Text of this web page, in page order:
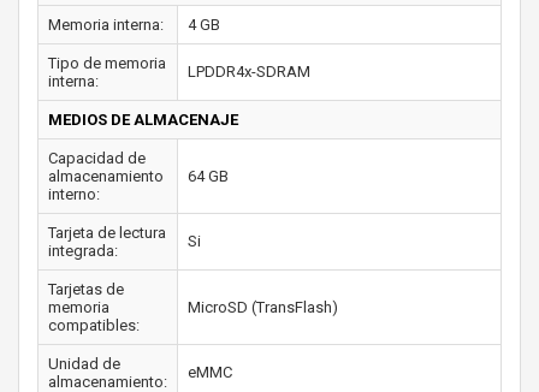
Memoria interna: 4 GB
Tipo de memoria
interna:
LPDDR4x-SDRAM
MEDIOS DE ALMACENAJE
Capacidad de
almacenamiento
interno:
64 GB
Tarjeta de lectura
integrada:
Si
Tarjetas de
memoria
compatibles:
MicroSD (TransFlash)
Unidad de
almacenamiento:
eMMC